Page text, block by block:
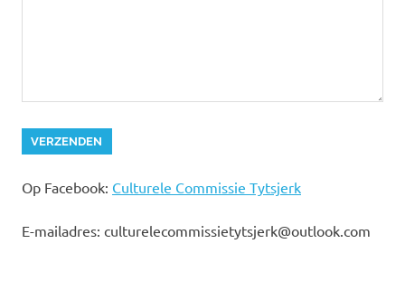
Op Facebook: Culturele Commissie Tytsjerk
E-mailadres: culturelecommissietytsjerk@outlook.com